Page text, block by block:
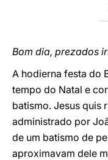
Bom dia, prezados
A hodierna festa do
tempo do Natal e
batismo. Jesus quis
administrado por
de um batismo de
aproximavam dele